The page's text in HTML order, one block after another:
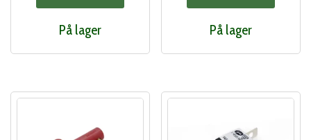
På lager På lager